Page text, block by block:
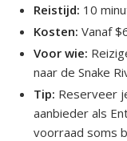
Reistijd: 10
Kosten: Vanaf
Voor wie:
naar de Snake
Tip: Reserveer
aanbieder als
voorraad soms